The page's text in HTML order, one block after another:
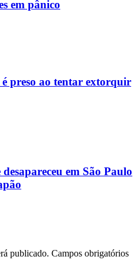
em pânico
preso ao tentar extorquir
em São Paulo
publicado. Campos obrigatórios